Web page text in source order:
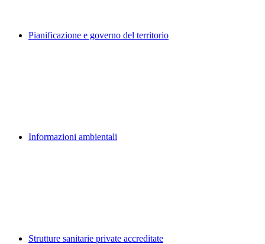
Pianificazione e governo del territorio
Informazioni ambientali
Strutture sanitarie private accreditate